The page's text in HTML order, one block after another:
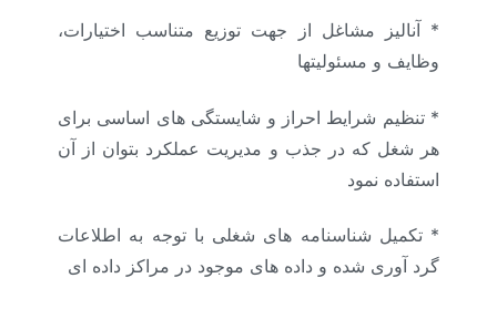
* آنالیز مشاغل از جهت توزیع متناسب اختیارات،
وظایف و مسئولیتها
* تنظیم شرایط احراز و شایستگی های اساسی برای
هر شغل که در جذب و مدیریت عملکرد بتوان از آن
استفاده نمود
* تکمیل شناسنامه های شغلی با توجه به اطلاعات
گرد آوری شده و داده های موجود در مراکز داده ای